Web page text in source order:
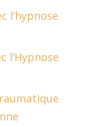
l’hypnose
l’Hypnose